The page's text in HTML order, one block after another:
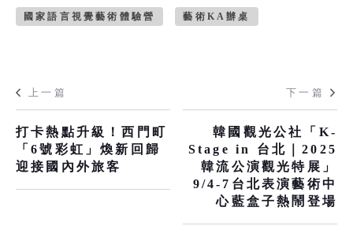
國家語言視覺藝術體驗營 藝術KA辦桌
上一篇
打卡熱點升級！西門町
「6號彩虹」煥新回歸
迎接國內外旅客
下一篇
韓國觀光公社「K-
Stage in 台北｜2025
韓流公演觀光特展」
9/4-7台北表演藝術中
心藍盒子熱鬧登場